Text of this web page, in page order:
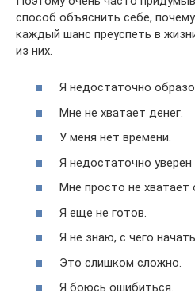
способ объяснить себе,
каждый шанс преуспеть в
из них.
Я недостаточно
Мне не хватает денег.
У меня нет времени.
Я недостаточно уверен
Мне просто не хватает
Я еще не готов.
Я не знаю, с чего
Это слишком сложно.
Я боюсь ошибиться.